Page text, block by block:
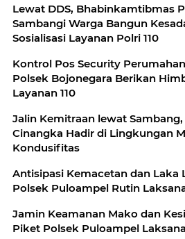
Lewat DDS, Bhabinkamtibmas
Sambangi Warga Bangun
Sosialisasi Layanan Polri 110
Kontrol Pos Security
Polsek Bojonegara Berikan
Layanan 110
Jalin Kemitraan lewat
Cinangka Hadir di Lingkungan
Kondusifitas
Antisipasi Kemacetan dan Laka
Polsek Puloampel Rutin
Jamin Keamanan Mako dan
Piket Polsek Puloampel